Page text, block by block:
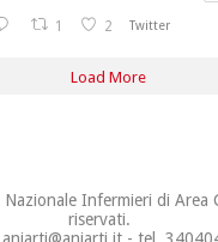
1 2 Twitter
Load More
Infermieri di Area
riservati.